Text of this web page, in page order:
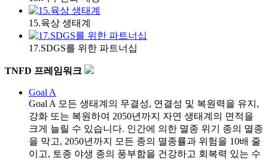
15.육상 생태계
17.SDGS를 위한 파트너십
TNFD 프레임워크
Goal A
Goal A 모든 생태계의 무결성, 연결성 및 복원력을 유지,
강화 또는 복원하여 2050년까지 자연 생태계의 면적을
크게 늘릴 수 있습니다. 인간에 의한 멸종 위기 종의 멸종
을 막고, 2050년까지 모든 종의 멸종률과 위험을 10배 줄
이고, 토종 야생 종의 풍부함을 건강하고 회복력 있는 수